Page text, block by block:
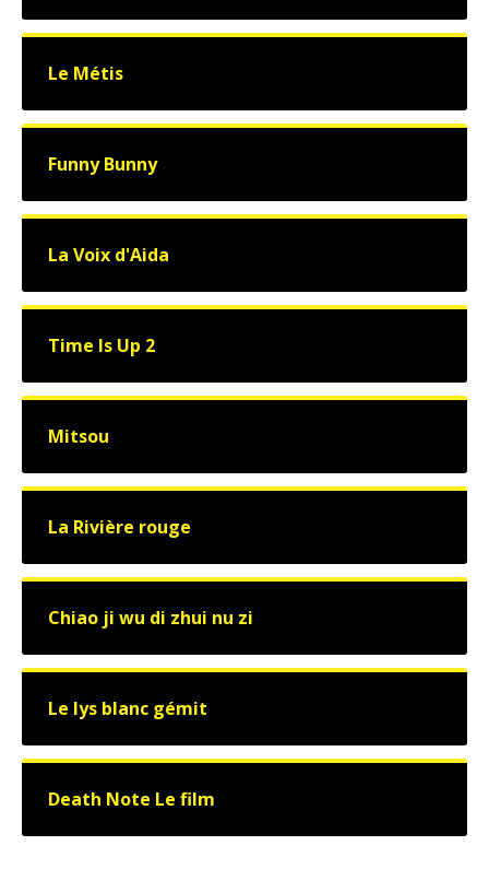
Le Métis
Funny Bunny
La Voix d'Aida
Time Is Up 2
Mitsou
La Rivière rouge
Chiao ji wu di zhui nu zi
Le lys blanc gémit
Death Note Le film